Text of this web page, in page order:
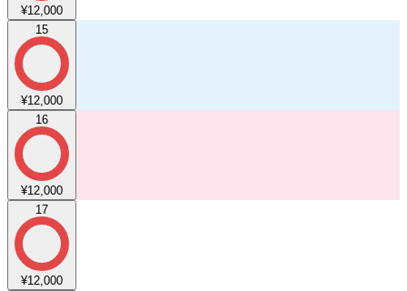
¥12,000
15
¥12,000
16
¥12,000
17
¥12,000